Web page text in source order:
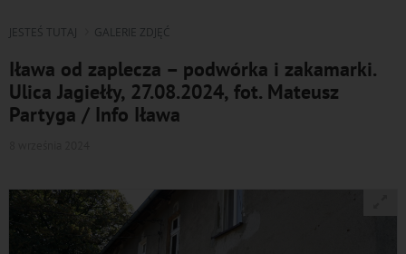
JESTEŚ TUTAJ GALERIE ZDJĘĆ
Iława od zaplecza – podwórka i zakamarki.
Ulica Jagiełły, 27.08.2024, fot. Mateusz
Partyga / Info Iława